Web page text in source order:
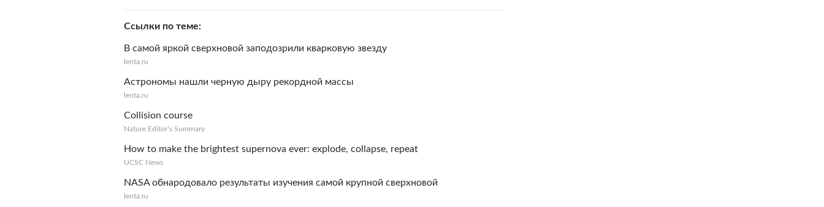
Ссылки по теме
В самой яркой сверхновой заподозрили кварковую звезду
lenta.ru
Астрономы нашли черную дыру рекордной массы
lenta.ru
Collision course
Nature Editor’s Summary
How to make the brightest supernova ever: explode, collapse, repeat
UCSC News
NASA обнародовало результаты изучения самой крупной сверхновой
lenta.ru